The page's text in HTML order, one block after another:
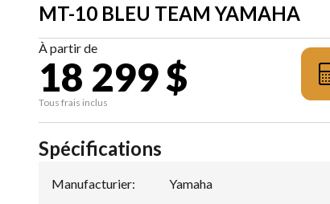
MT-10 BLEU TEAM YAMAHA
À partir de
18 299 $
Tous frais inclus
Spécifications
Manufacturier: Yamaha